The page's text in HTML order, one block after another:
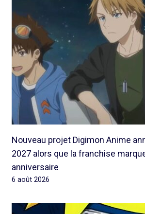
Nouveau projet Digimon Anime
2027 alors que la franchise
anniversaire
6 août 2026